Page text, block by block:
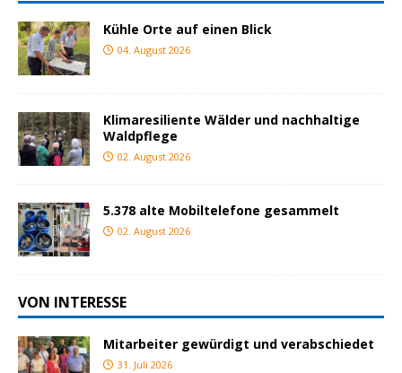
Kühle Orte auf einen Blick
04. August 2026
Klimaresiliente Wälder und nachhaltige
Waldpflege
02. August 2026
5.378 alte Mobiltelefone gesammelt
02. August 2026
VON INTERESSE
Mitarbeiter gewürdigt und verabschiedet
31. Juli 2026